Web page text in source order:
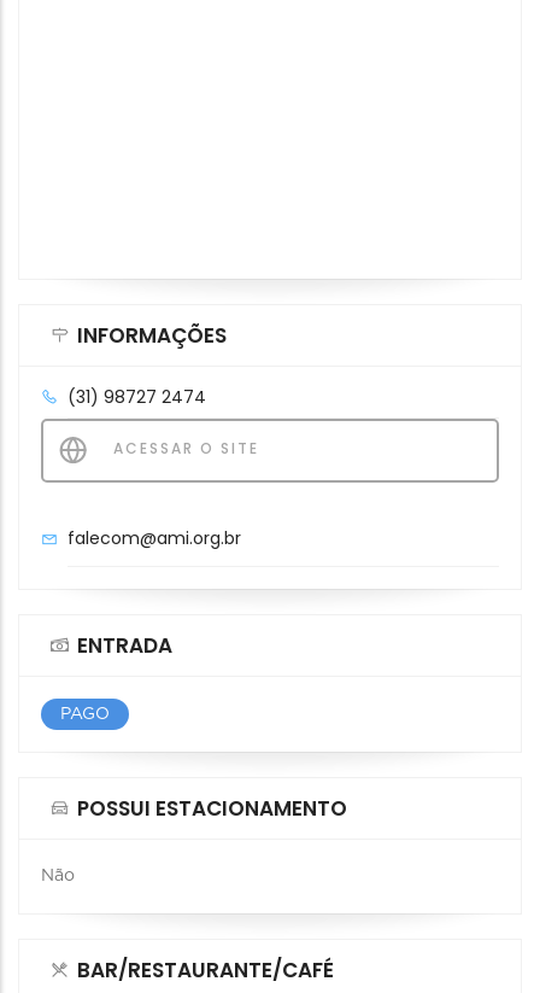
INFORMAÇÕES
(31) 98727 2474
ACESSAR O SITE
falecom@ami.org.br
ENTRADA
PAGO
POSSUI ESTACIONAMENTO
Não
BAR/RESTAURANTE/CAFÉ